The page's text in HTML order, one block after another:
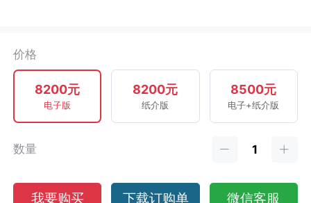
价格
8200元
电子版
8200元
纸介版
8500元
电子+纸介版
数量
我要购买 下载订购单 微信客服